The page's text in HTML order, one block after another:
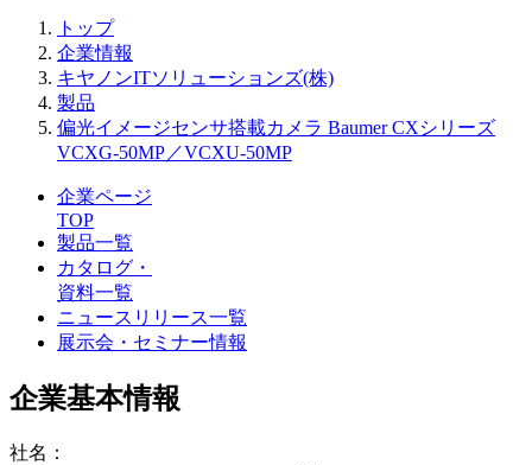
トップ
企業情報
キヤノンITソリューションズ(株)
製品
偏光イメージセンサ搭載カメラ Baumer CXシリーズ
VCXG-50MP／VCXU-50MP
企業ページ
TOP
製品一覧
カタログ・
資料一覧
ニュースリリース一覧
展示会・セミナー情報
企業基本情報
社名：